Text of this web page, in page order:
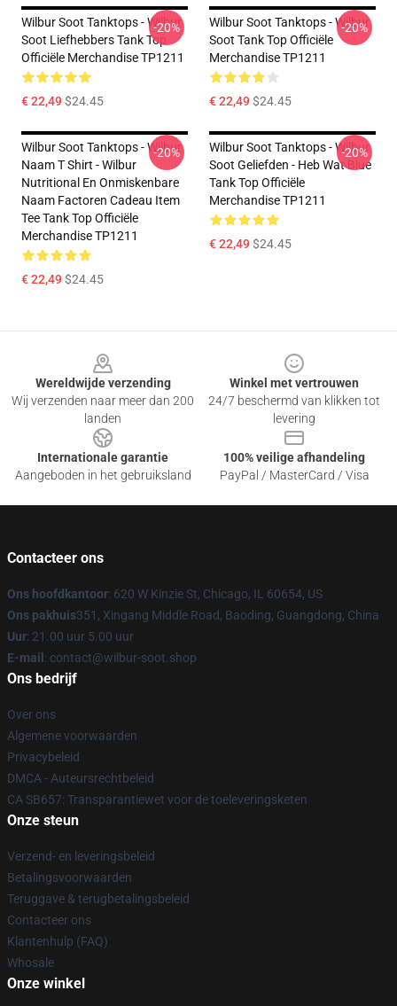
Wilbur Soot Tanktops - Wilbur
Soot Liefhebbers Tank Top
Officiële Merchandise TP1211
€ 22,49$24.45
-20%
Wilbur Soot Tanktops - Wilbur
Soot Tank Top Officiële
Merchandise TP1211
€ 22,49$24.45
-20%
Wilbur Soot Tanktops - Wilbur
Naam T Shirt - Wilbur
Nutritional En Onmiskenbare
Naam Factoren Cadeau Item
Tee Tank Top Officiële
Merchandise TP1211
€ 22,49$24.45
-20%
Wilbur Soot Tanktops - Wilbur
Soot Geliefden - Heb Wat Blue
Tank Top Officiële
Merchandise TP1211
€ 22,49$24.45
-20%
Wereldwijde verzending
Wij verzenden naar meer dan 200
landen
Winkel met vertrouwen
24/7 beschermd van klikken tot
levering
Internationale garantie
Aangeboden in het gebruiksland
100% veilige afhandeling
PayPal / MasterCard / Visa
Contacteer ons
Ons hoofdkantoor: 620 W Kinzie St, Chicago, IL 60654, US
Ons pakhuis351, Xingang Middle Road, Baoding, Guangdong, China
Uur: 21.00 uur 5.00 uur
E-mail : contact@wilbur-soot.shop
Ons bedrijf
Over ons
Algemene voorwaarden
Privacybeleid
DMCA - Auteursrechtbeleid
CA SB657: Transparantiewet voor de toeleveringsketen
Onze steun
Verzend- en leveringsbeleid
Betalingsvoorwaarden
Teruggave & terugbetalingsbeleid
Contacteer ons
Klantenhulp (FAQ)
Whosale
Onze winkel